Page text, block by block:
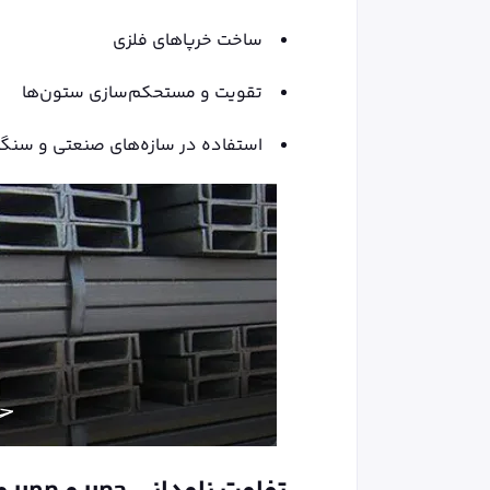
ساخت خرپاهای فلزی
تقویت و مستحکم‌سازی ستون‌ها
استفاده در سازه‌های صنعتی و